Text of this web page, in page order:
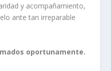
y acompañamiento,
ante tan irreparable
oportunamente.